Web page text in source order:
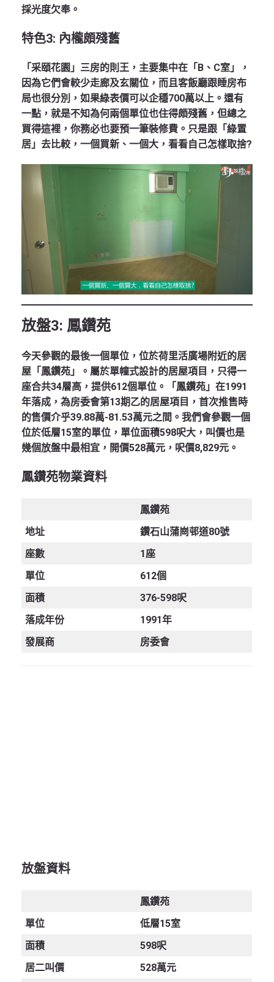
採光度欠奉。
特色3: 內櫳頗殘舊
「采頤花園」三房的則王，主要集中在「B、C室」，
因為它們會較少走廊及玄關位，而且客飯廳跟睡房布
局也很分別，如果綠表價可以企穩700萬以上。還有
一點，就是不知為何兩個單位也住得頗殘舊，但總之
買得這裡，你務必也要預一筆裝修費。只是跟「綠置
居」去比較，一個買新、一個大，看看自己怎樣取捨?
放盤3: 鳳鑽苑
今天參觀的最後一個單位，位於荷里活廣場附近的居
屋「鳳鑽苑」。屬於單幢式設計的居屋項目，只得一
座合共34層高，提供612個單位。「鳳鑽苑」在1991
年落成，為房委會第13期乙的居屋項目，首次推售時
的售價介乎39.88萬-81.53萬元之間。我們會參觀一個
位於低層15室的單位，單位面積598呎大，叫價也是
幾個放盤中最相宜，開價528萬元，呎價8,829元。
鳳鑽苑物業資料
鳳鑽苑
地址
鑽石山蒲崗邨道80號
座數
1座
單位
612個
面積
376-598呎
落成年份
1991年
發展商
房委會
放盤資料
鳳鑽苑
單位
低層15室
面積
598呎
居二叫價
528萬元